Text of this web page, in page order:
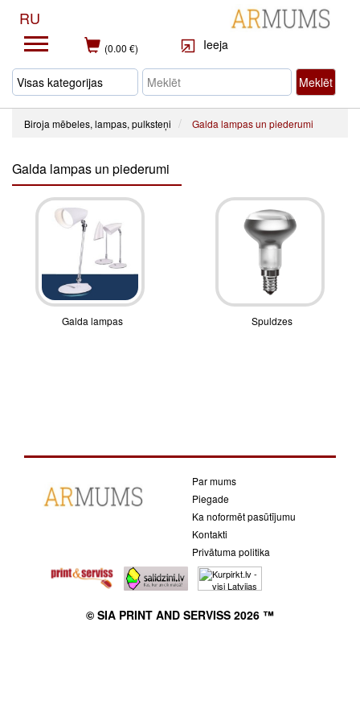
RU
(0.00 €) Ieeja
Meklēt
Biroja mēbeles, lampas, pulksteņi Galda lampas un piederumi
Galda lampas un piederumi
Galda lampas Spuldzes
Par mums
Piegade
Ka noformēt pasūtījumu
Kontakti
Privātuma politika
© SIA PRINT AND SERVISS 2026 ™